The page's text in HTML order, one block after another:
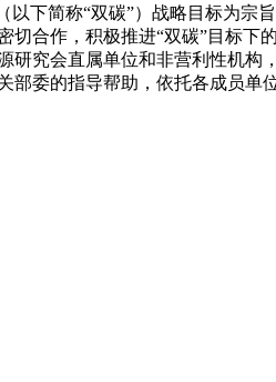
下简称“双碳”）战略目标为宗
合作，积极推进“双碳”目标
究会直属单位和非营利性机
委的指导帮助，依托各成员